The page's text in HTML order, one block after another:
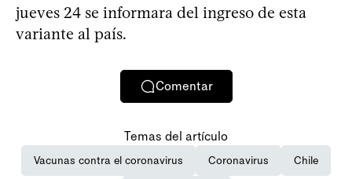
jueves 24 se informara del ingreso de esta
variante al país.
Comentar
Temas del artículo
Vacunas contra el coronavirus Coronavirus Chile